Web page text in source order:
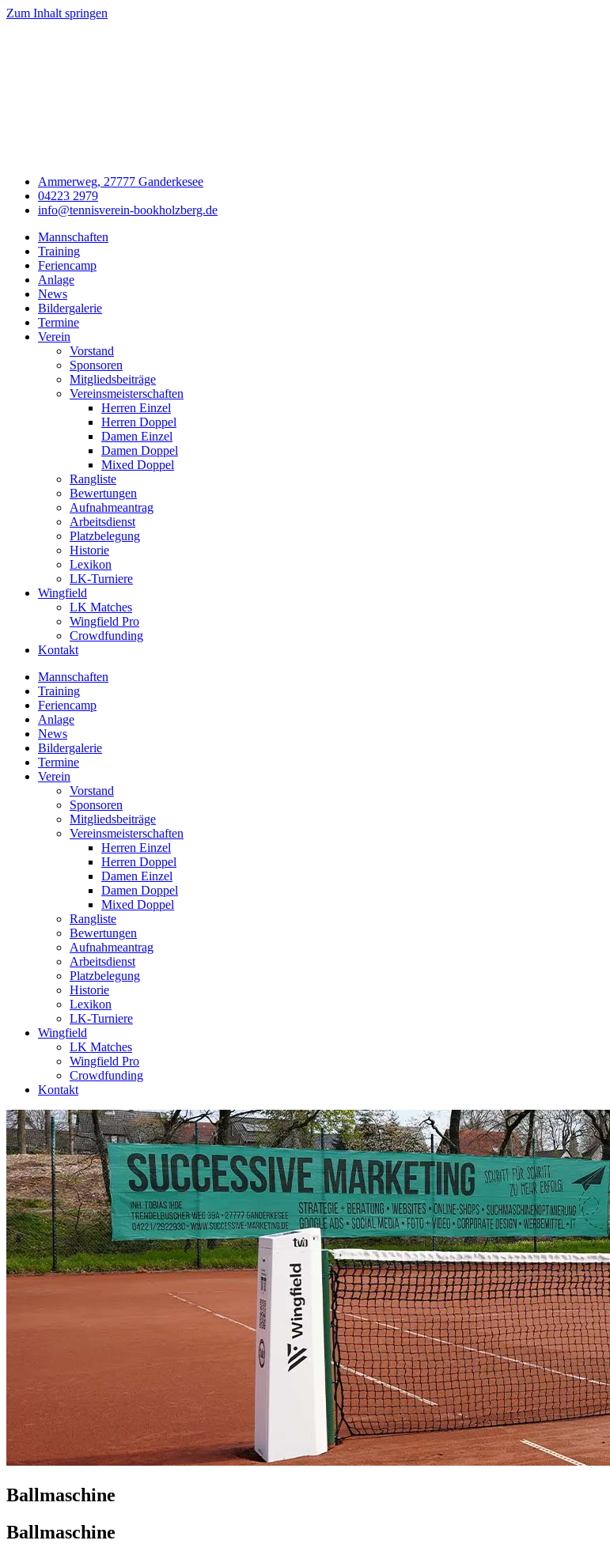
Zum Inhalt springen
Ammerweg, 27777 Ganderkesee
04223 2979
info@tennisverein-bookholzberg.de
Mannschaften
Training
Feriencamp
Anlage
News
Bildergalerie
Termine
Verein
Vorstand
Sponsoren
Mitgliedsbeiträge
Vereinsmeisterschaften
Herren Einzel
Herren Doppel
Damen Einzel
Damen Doppel
Mixed Doppel
Rangliste
Bewertungen
Aufnahmeantrag
Arbeitsdienst
Platzbelegung
Historie
Lexikon
LK-Turniere
Wingfield
LK Matches
Wingfield Pro
Crowdfunding
Kontakt
Mannschaften
Training
Feriencamp
Anlage
News
Bildergalerie
Termine
Verein
Vorstand
Sponsoren
Mitgliedsbeiträge
Vereinsmeisterschaften
Herren Einzel
Herren Doppel
Damen Einzel
Damen Doppel
Mixed Doppel
Rangliste
Bewertungen
Aufnahmeantrag
Arbeitsdienst
Platzbelegung
Historie
Lexikon
LK-Turniere
Wingfield
LK Matches
Wingfield Pro
Crowdfunding
Kontakt
Ballmaschine
Ballmaschine